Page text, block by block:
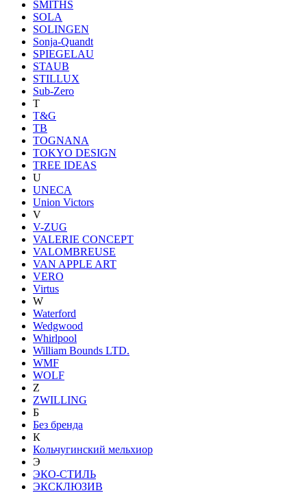
SMITHS
SOLA
SOLINGEN
Sonja-Quandt
SPIEGELAU
STAUB
STILLUX
Sub-Zero
T
T&G
TB
TOGNANA
TOKYO DESIGN
TREE IDEAS
U
UNECA
Union Victors
V
V-ZUG
VALERIE CONCEPT
VALOMBREUSE
VAN APPLE ART
VERO
Virtus
W
Waterford
Wedgwood
Whirlpool
William Bounds LTD.
WMF
WOLF
Z
ZWILLING
Б
Без бренда
К
Кольчугинский мельхиор
Э
ЭКО-СТИЛЬ
ЭКСКЛЮЗИВ